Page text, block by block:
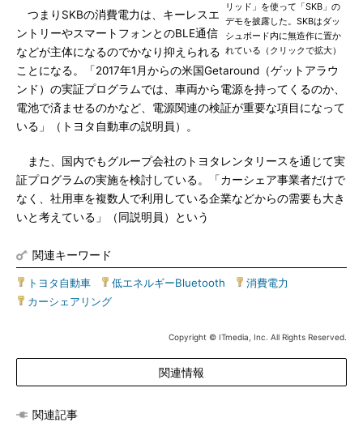
リッド」を使って「SKB」の
デモを披露した。SKBはダッ
シュボード内に無造作に置か
れている（クリックで拡大）
つまりSKBの消費電力は、キーレスエ
ントリーやスマートフォンとのBLE通信
などが主体になるのでかなり抑えられる
ことになる。「2017年1月からの米国Getaround（ゲットアラウ
ンド）の実証プログラムでは、車両から電源を持ってくるのか、
電池で済ませるのかなど、電源関連の検証が重要な項目になって
いる」（トヨタ自動車の説明員）。
また、国内でもグループ会社のトヨタレンタリースを通じて実
証プログラムの実施を検討している。「カーシェア事業者だけで
なく、社用車を複数人で利用している企業などからの需要も大き
いと考えている」（同説明員）という
関連キーワード
トヨタ自動車 低エネルギーBluetooth 消費電力
カーシェアリング
Copyright © ITmedia, Inc. All Rights Reserved.
関連情報
関連記事